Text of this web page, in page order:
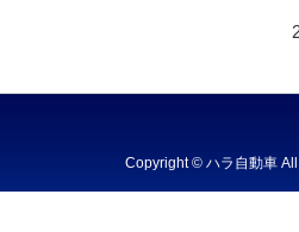
Copyright © ハラ自動車